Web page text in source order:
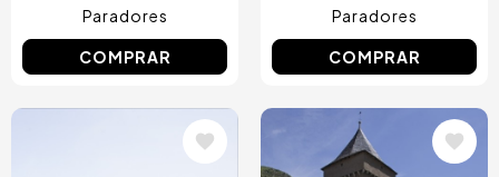
Paradores
COMPRAR
Paradores
COMPRAR
Image